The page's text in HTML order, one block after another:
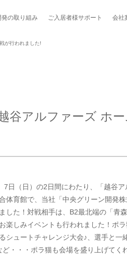
発の取り組み ご入居者様サポート 会社
が行われました!
谷アルファーズ ホ
7日（日）の2日間にわたり、「越谷
体育館で、当社「中央グリーン開発
した！対戦相手は、B2最北端の「青
楽しみイベントも行われました！ポ
シュートチャレンジ大会♪、選手と一
・・・ポラ猫も会場を盛り上げてく